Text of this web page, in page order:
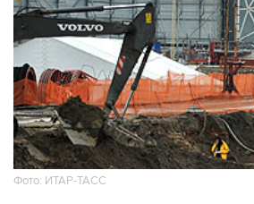
Фото: ИТАР-ТАСС